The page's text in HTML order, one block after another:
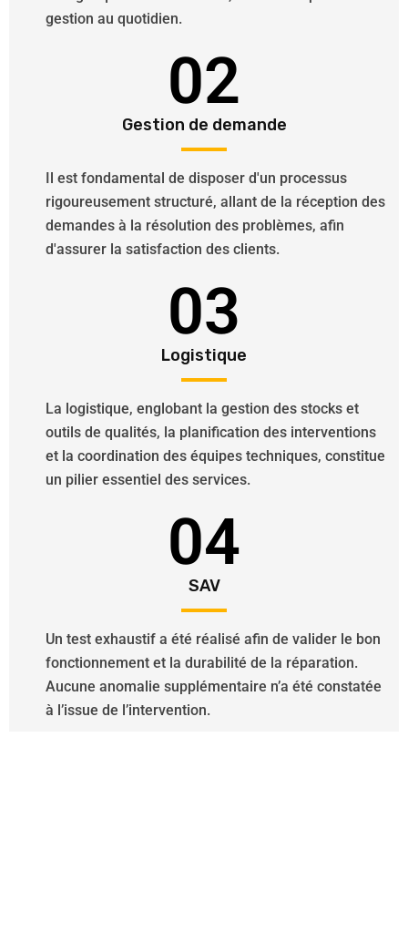
gestion au quotidien.
02
Gestion de demande
Il est fondamental de disposer d'un processus
rigoureusement structuré, allant de la réception des
demandes à la résolution des problèmes, afin
d'assurer la satisfaction des clients.
03
Logistique
La logistique, englobant la gestion des stocks et
outils de qualités, la planification des interventions
et la coordination des équipes techniques, constitue
un pilier essentiel des services.
04
SAV
Un test exhaustif a été réalisé afin de valider le bon
fonctionnement et la durabilité de la réparation.
Aucune anomalie supplémentaire n’a été constatée
à l’issue de l’intervention.